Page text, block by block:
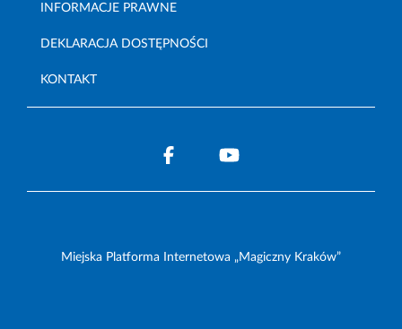
INFORMACJE PRAWNE
DEKLARACJA DOSTĘPNOŚCI
KONTAKT
Miejska Platforma Internetowa „Magiczny Kraków”